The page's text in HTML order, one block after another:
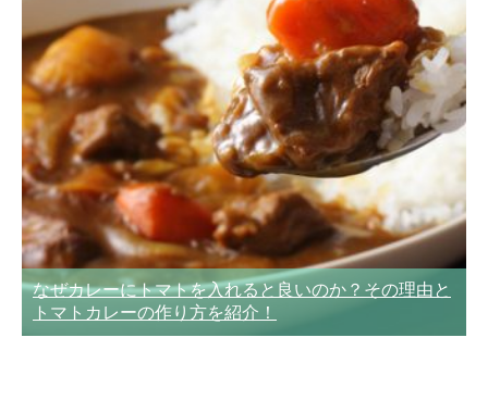
なぜカレーにトマトを入れると良いのか？その理由と
トマトカレーの作り方を紹介！